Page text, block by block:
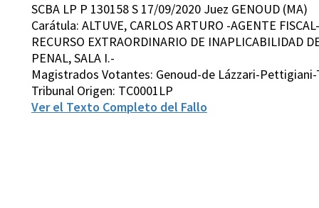
SCBA LP P 130158 S 17/09/2020 Juez GENOUD (MA)
Carátula: ALTUVE, CARLOS ARTURO -AGENTE
RECURSO EXTRAORDINARIO DE INAPLICABILIDAD
PENAL, SALA I.-
Magistrados Votantes: Genoud-de Lázzari-
Tribunal Origen: TC0001LP
Ver el Texto Completo del Fallo